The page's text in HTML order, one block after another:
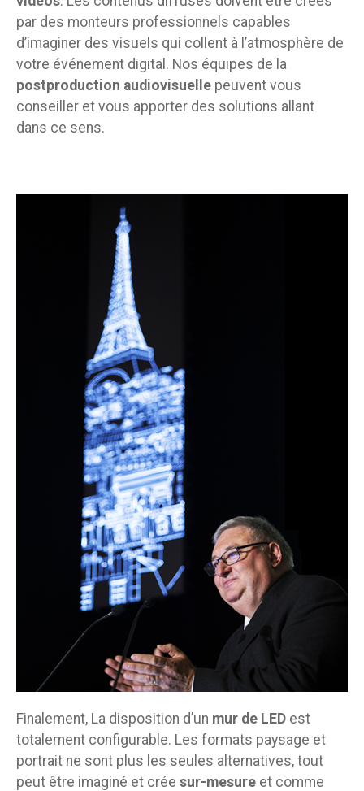
par des monteurs professionnels capables
d’imaginer des visuels qui collent à l’atmosphère de
votre événement digital. Nos équipes de la
postproduction audiovisuelle peuvent vous
conseiller et vous apporter des solutions allant
dans ce sens.
Finalement, La disposition d’un mur de LED est
totalement configurable. Les formats paysage et
portrait ne sont plus les seules alternatives, tout
peut être imaginé et crée sur-mesure et comme